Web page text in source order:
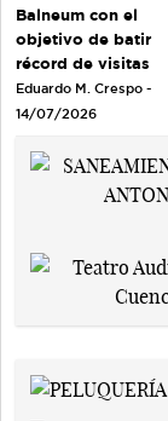
Balneum con el
objetivo de batir
récord de visitas
Eduardo M. Crespo -
14/07/2026